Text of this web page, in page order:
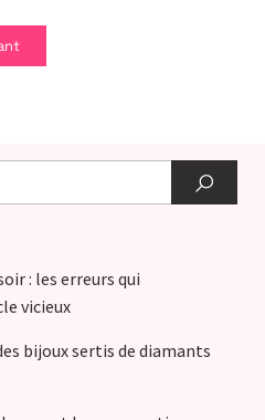
: les erreurs qui
vicieux
bijoux sertis de diamants